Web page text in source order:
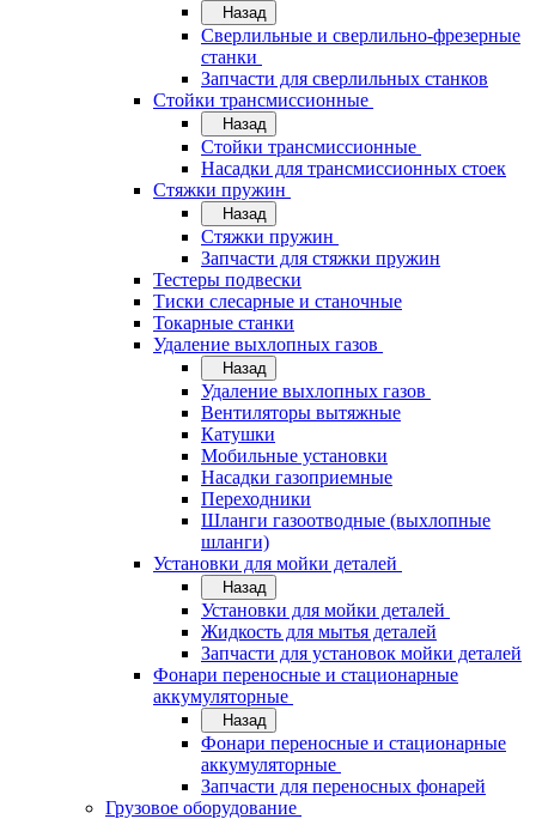
Назад
Сверлильные и сверлильно-фрезерные
станки
Запчасти для сверлильных станков
Стойки трансмиссионные
Назад
Стойки трансмиссионные
Насадки для трансмиссионных стоек
Стяжки пружин
Назад
Стяжки пружин
Запчасти для стяжки пружин
Тестеры подвески
Тиски слесарные и станочные
Токарные станки
Удаление выхлопных газов
Назад
Удаление выхлопных газов
Вентиляторы вытяжные
Катушки
Мобильные установки
Насадки газоприемные
Переходники
Шланги газоотводные (выхлопные
шланги)
Установки для мойки деталей
Назад
Установки для мойки деталей
Жидкость для мытья деталей
Запчасти для установок мойки деталей
Фонари переносные и стационарные
аккумуляторные
Назад
Фонари переносные и стационарные
аккумуляторные
Запчасти для переносных фонарей
Грузовое оборудование